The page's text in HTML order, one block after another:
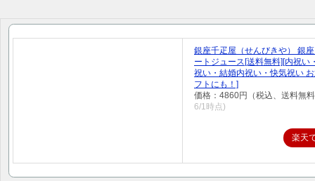
銀座千疋屋（せんびきや） 銀
ートジュース[送料無料][内祝い
祝い・結婚内祝い・快気祝い
フトにも！]
価格：4860円（税込、送料無
6/1時点)
楽天